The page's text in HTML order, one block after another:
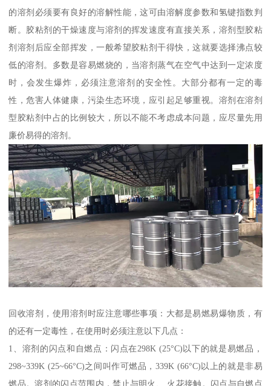
的溶剂必须要有良好的溶解性能，这可由溶解度参数和氢键指数判
断。胶粘剂的干燥速度与溶剂的挥发速度有直接关系，溶剂型胶粘
剂溶剂后应全部挥发，一般希望胶粘剂干得快，这就要选择沸点较
低的溶剂。多数是容易燃烧的，当溶剂蒸气在空气中达到一定浓度
时，会发生爆炸，必须注意溶剂的安全性。大部分都有一定的毒
性，危害人体健康，污染生态环境，应引起足够重视。溶剂在溶剂
型胶粘剂中占的比例较大，所以不能不考虑成本问题，应尽量先用
廉价易得的溶剂。
回收溶剂，使用溶剂时应注意哪些事项：大都是易燃易爆物质，有
的还有一定毒性，在使用时必须注意以下几点：
1、溶剂的闪点和自燃点：闪点在298K (25°C)以下的就是易燃品，
298~339K (25~66°C)之间叫作可燃品，339K (66°C)以上的就是非易
燃品。溶剂的闪点范围内，禁止与明火、 火花接触。闪点与自燃点